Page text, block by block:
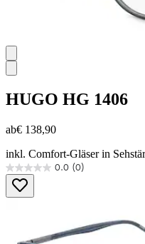
HUGO HG 1406
ab€ 138,90
inkl. Comfort-Gläser in
0.0 (0)
0.0
von
5